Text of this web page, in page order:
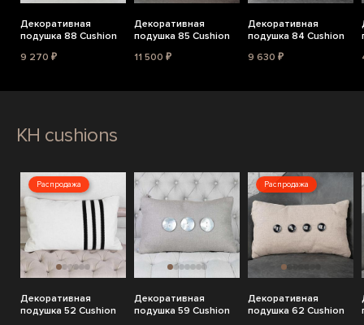
Декоративная
подушка 88 Cushion
9 270 ₽
Декоративная
подушка 85 Cushion
11 500 ₽
Декоративная
подушка 84 Cushion
9 630 ₽
KH cushions
Распродажа
Декоративная
подушка 52 Cushion
Декоративная
подушка 59 Cushion
Распродажа
Декоративная
подушка 62 Cushion